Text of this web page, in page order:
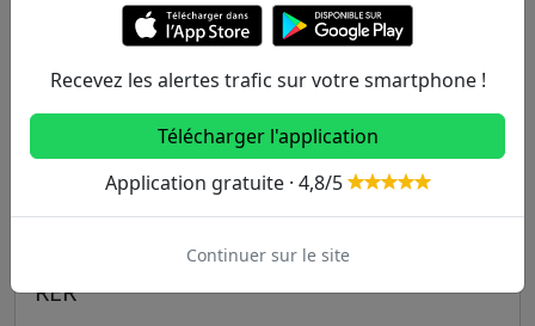
2 3 3B 4
5 6 7 7B 8
11 12 13
14
RER
Recevez les alertes trafic sur votre smartphone !
Télécharger l'application
Application gratuite · 4,8/5
Continuer sur le site